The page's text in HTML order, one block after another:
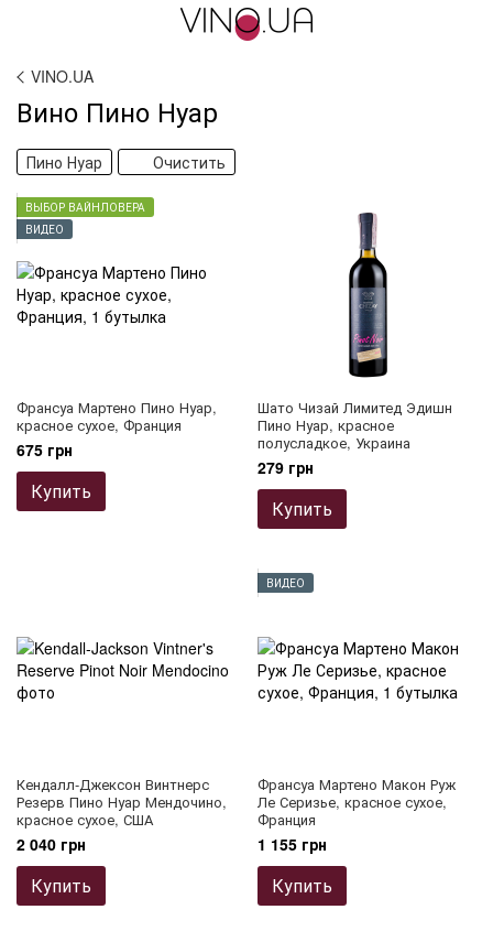
VINO.UA
Вино Пино Нуар
Пино Нуар Очистить
ВЫБОР ВАЙНЛОВЕРА
ВИДЕО
Франсуа Мартено Пино Нуар,
красное сухое, Франция
675 грн
Купить
Шато Чизай Лимитед Эдишн
Пино Нуар, красное
полусладкое, Украина
279 грн
Купить
Кендалл-Джексон Винтнерс
Резерв Пино Нуар Мендочино,
красное сухое, США
2 040 грн
Купить
ВИДЕО
Франсуа Мартено Макон Руж
Ле Серизье, красное сухое,
Франция
1 155 грн
Купить